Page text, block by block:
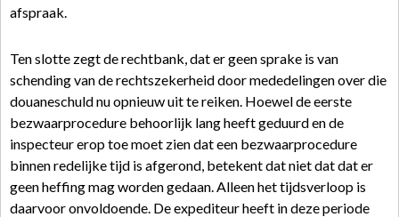
afspraak.
Ten slotte zegt de rechtbank, dat er geen sprake is van
schending van de rechtszekerheid door mededelingen over die
douaneschuld nu opnieuw uit te reiken. Hoewel de eerste
bezwaarprocedure behoorlijk lang heeft geduurd en de
inspecteur erop toe moet zien dat een bezwaarprocedure
binnen redelijke tijd is afgerond, betekent dat niet dat dat er
geen heffing mag worden gedaan. Alleen het tijdsverloop is
daarvoor onvoldoende. De expediteur heeft in deze periode